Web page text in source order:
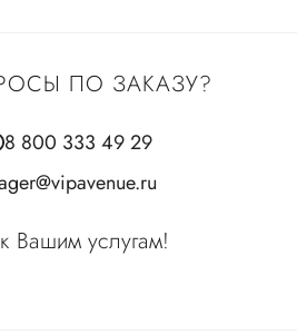
ПО ЗАКАЗУ?
8 800 333 49 29
Вашим услугам!